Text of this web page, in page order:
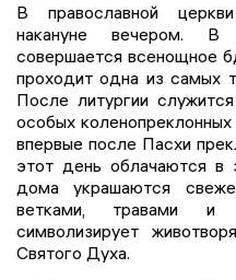
В православной
накануне вечером. В
совершается всенощное
проходит одна из самых
После литургии
особых
впервые после Пасхи
этот день облачаются
дома украшаются
ветками, травами и
символизирует
Святого Духа.